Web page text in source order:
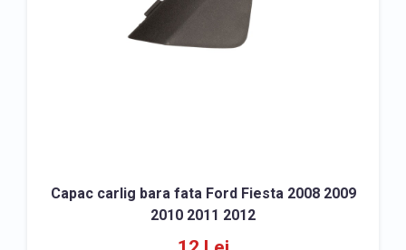
Capac carlig bara fata Ford Fiesta 2008 2009
2010 2011 2012